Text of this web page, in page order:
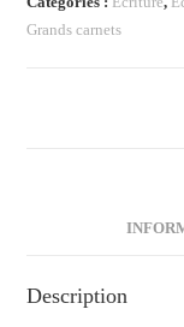
Grands carnets
Description